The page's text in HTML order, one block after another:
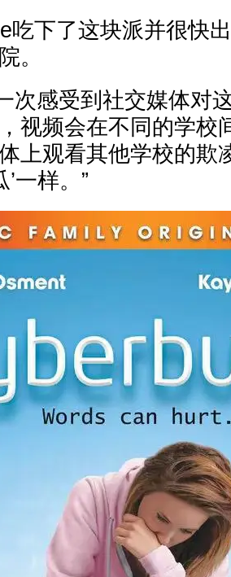
吃下了这块派并很快
。
次感受到社交媒体对
视频会在不同的学校
上观看其他学校的欺
’一样。”